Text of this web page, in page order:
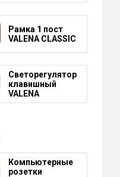
Рамка 1 пост
VALENA CLASSIC
Светорегулятор
клавишный
VALENA
Компьютерные
розетки